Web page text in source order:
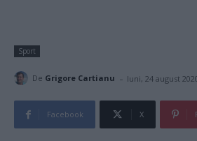
Sport
De Grigore Cartianu - luni, 24 august
Facebook X